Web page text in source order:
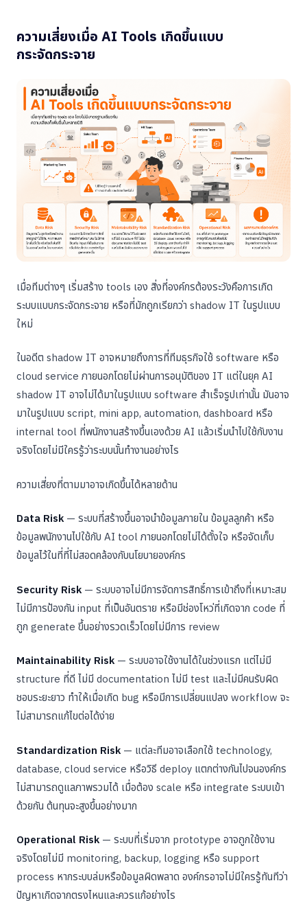
ความเสี่ยงเมื่อ AI Tools เกิดขึ้นแบบ
กระจัดกระจาย
เมื่อทีมต่างๆ เริ่มสร้าง tools เอง สิ่งที่องค์กรต้องระวังคือการเกิด
ระบบแบบกระจัดกระจาย หรือที่มักถูกเรียกว่า shadow IT ในรูปแบบ
ใหม่
ในอดีต shadow IT อาจหมายถึงการที่ทีมธุรกิจใช้ software หรือ
cloud service ภายนอกโดยไม่ผ่านการอนุมัติของ IT แต่ในยุค AI
shadow IT อาจไม่ได้มาในรูปแบบ software สำเร็จรูปเท่านั้น มันอาจ
มาในรูปแบบ script, mini app, automation, dashboard หรือ
internal tool ที่พนักงานสร้างขึ้นเองด้วย AI แล้วเริ่มนำไปใช้กับงาน
จริงโดยไม่มีใครรู้ว่าระบบนั้นทำงานอย่างไร
ความเสี่ยงที่ตามมาอาจเกิดขึ้นได้หลายด้าน
Data Risk — ระบบที่สร้างขึ้นอาจนำข้อมูลภายใน ข้อมูลลูกค้า หรือ
ข้อมูลพนักงานไปใช้กับ AI tool ภายนอกโดยไม่ได้ตั้งใจ หรือจัดเก็บ
ข้อมูลไว้ในที่ที่ไม่สอดคล้องกับนโยบายองค์กร
Security Risk — ระบบอาจไม่มีการจัดการสิทธิ์การเข้าถึงที่เหมาะสม
ไม่มีการป้องกัน input ที่เป็นอันตราย หรือมีช่องโหว่ที่เกิดจาก code ที่
ถูก generate ขึ้นอย่างรวดเร็วโดยไม่มีการ review
Maintainability Risk — ระบบอาจใช้งานได้ในช่วงแรก แต่ไม่มี
structure ที่ดี ไม่มี documentation ไม่มี test และไม่มีคนรับผิด
ชอบระยะยาว ทำให้เมื่อเกิด bug หรือมีการเปลี่ยนแปลง workflow จะ
ไม่สามารถแก้ไขต่อได้ง่าย
Standardization Risk — แต่ละทีมอาจเลือกใช้ technology,
database, cloud service หรือวิธี deploy แตกต่างกันไปจนองค์กร
ไม่สามารถดูแลภาพรวมได้ เมื่อต้อง scale หรือ integrate ระบบเข้า
ด้วยกัน ต้นทุนจะสูงขึ้นอย่างมาก
Operational Risk — ระบบที่เริ่มจาก prototype อาจถูกใช้งาน
จริงโดยไม่มี monitoring, backup, logging หรือ support
process หากระบบล่มหรือข้อมูลผิดพลาด องค์กรอาจไม่มีใครรู้ทันทีว่า
ปัญหาเกิดจากตรงไหนและควรแก้อย่างไร